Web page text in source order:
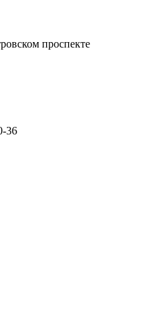
проспекте
36